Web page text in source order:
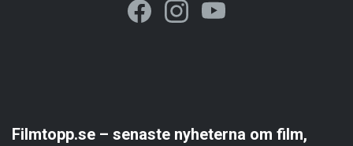
Filmtopp.se – senaste nyheterna om film,